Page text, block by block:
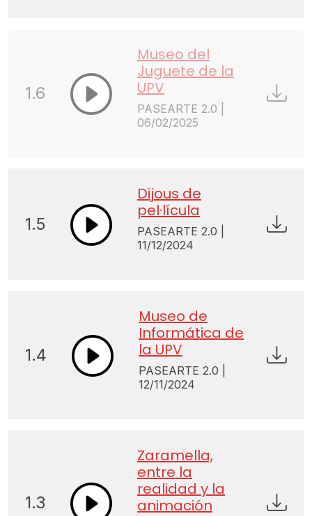
1.6
Museo del
Juguete de la
UPV
PASEARTE 2.0 |
06/02/2025
1.5
Dijous de
pel·lícula
PASEARTE 2.0 |
11/12/2024
1.4
Museo de
Informática de
la UPV
PASEARTE 2.0 |
12/11/2024
1.3
Zaramella,
entre la
realidad y la
animación